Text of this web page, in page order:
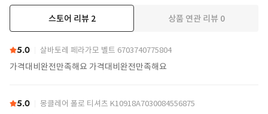
스토어 리뷰 2 상품 연관 리뷰 0
5.0 살바토레 페라가모 벨트 6703740775804
가격대비완전만족해요 가격대비완전만족해요
5.0 몽클레어 폴로 티셔츠 K10918A7030084556875